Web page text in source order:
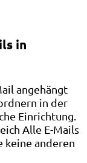
in
angehängt
in der
Einrichtung.
Alle E-Mails
keine anderen